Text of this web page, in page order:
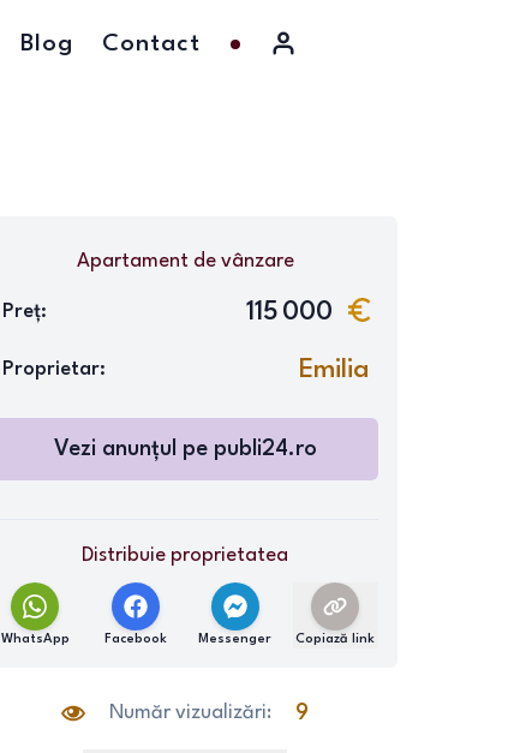
Blog Contact
Apartamentde vânzare
Preț: 115 000
Proprietar: Emilia
Vezi anunțul pe publi24.ro
Distribuie proprietatea
WhatsApp Facebook Messenger Copiază link
Număr vizualizări: 9